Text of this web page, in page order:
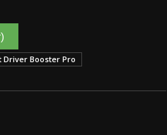
Driver Booster Pro